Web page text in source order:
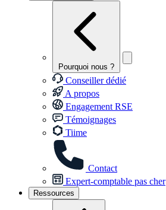
Pourquoi nous ?
Conseiller dédié
A propos
Engagement RSE
Témoignages
Tiime
Contact
Expert-comptable pas cher
Ressources